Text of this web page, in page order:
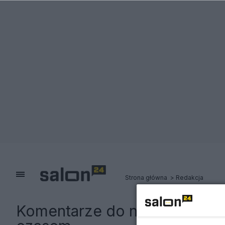
Strona główna Redakcja
Komentarze do notki: